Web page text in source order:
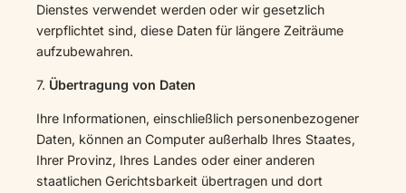
Dienstes verwendet werden oder wir gesetzlich
verpflichtet sind, diese Daten für längere Zeiträume
aufzubewahren.
7. Übertragung von Daten
Ihre Informationen, einschließlich personenbezogener
Daten, können an Computer außerhalb Ihres Staates,
Ihrer Provinz, Ihres Landes oder einer anderen
staatlichen Gerichtsbarkeit übertragen und dort